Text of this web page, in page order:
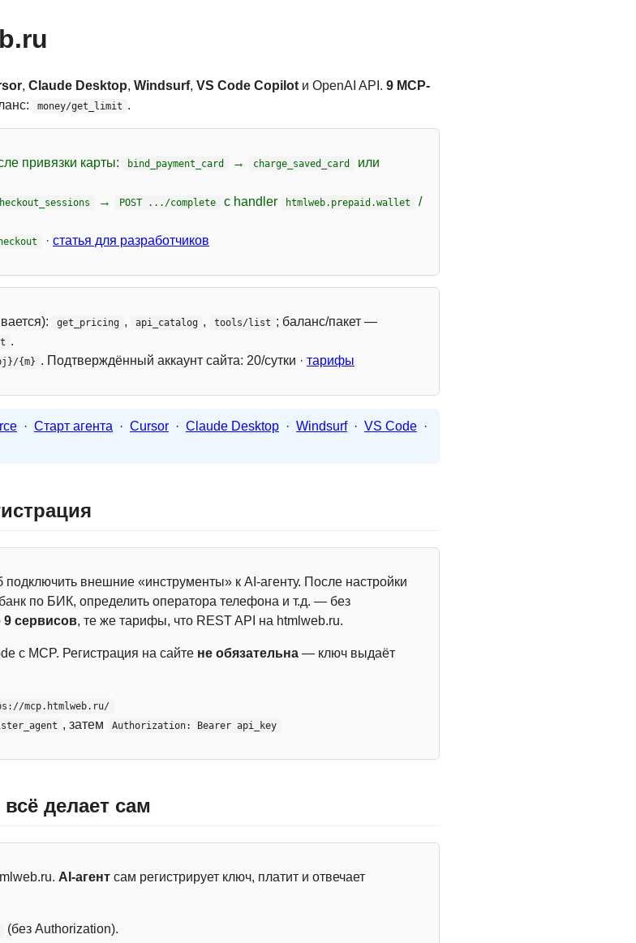
, Claude Desktop, Windsurf, VS Code Copilotи OpenAI API. 9 MCP-
money/get_limit .
привязки карты: bind_payment_card → charge_saved_card
или
→ POST .../complete с handler htmlweb.prepaid.wallet /
· статья для разработчиков
get_pricing , api_catalog , tools/list ; баланс/пакет —
.
{m} . Подтверждённый аккаунт сайта: 20/сутки · тарифы
· Старт агента · Cursor · Claude Desktop · Windsurf · VS Code ·
внешние «инструменты» к AI-агенту. После настройки
по БИК, определить оператора телефона и т.д. — без
9 сервисов, те же тарифы, что REST API на htmlweb.ru.
с MCP. Регистрация на сайте не обязательна — ключ выдаёт
mcp.htmlweb.ru/
, затем Authorization: Bearer api_key
делает сам
AI-агент сам регистрирует ключ, платит и отвечает
(без Authorization).